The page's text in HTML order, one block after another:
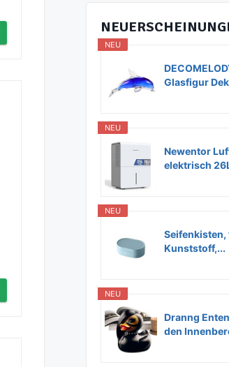
NEU
Glasfigur
NEU
Newentor
elektrisch
NEU
Seifenkisten,
Kunststoff,...
NEU
Dranng
den